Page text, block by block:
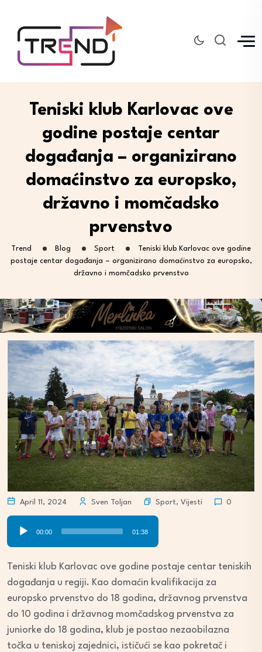
Teniski klub Karlovac ove
godine postaje centar
događanja – organizirano
domaćinstvo za europsko,
državno i momčadsko
prvenstvo
Trend Blog Sport
Teniski klub Karlovac ove godine
postaje centar događanja – organizirano domaćinstvo za europsko,
državno i momčadsko prvenstvo
April 11, 2024 Sven Toljan Sport, Vijesti 0
00:00 01:38
Teniski klub Karlovac ove godine postaje centar teniskih
događanja u regiji. Kao domaćin kvalifikacija za
europsko prvenstvo do 18 godina, državnog prvenstva
do 10 godina i državnog momčadskog prvenstva za
juniorke do 18 godina, klub je postao nezaobilazna
točka u teniskoj zajednici, ističući se kao pokretač i